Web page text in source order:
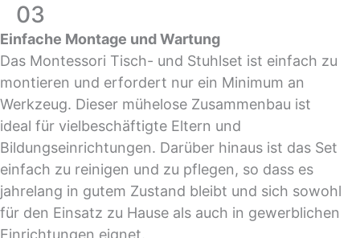
03
Einfache Montage und Wartung
Das Montessori Tisch- und Stuhlset ist einfach zu
montieren und erfordert nur ein Minimum an
Werkzeug. Dieser mühelose Zusammenbau ist
ideal für vielbeschäftigte Eltern und
Bildungseinrichtungen. Darüber hinaus ist das Set
einfach zu reinigen und zu pflegen, so dass es
jahrelang in gutem Zustand bleibt und sich sowohl
für den Einsatz zu Hause als auch in gewerblichen
Einrichtungen eignet.